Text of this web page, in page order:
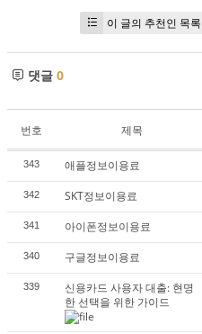
이 글의 추천인 목록
댓글 0
번호 제목
343 애플정보이용료
342 SKT정보이용료
341 아이폰정보이용료
340 구글정보이용료
339
신용카드 사용자 대출: 현명
한 선택을 위한 가이드